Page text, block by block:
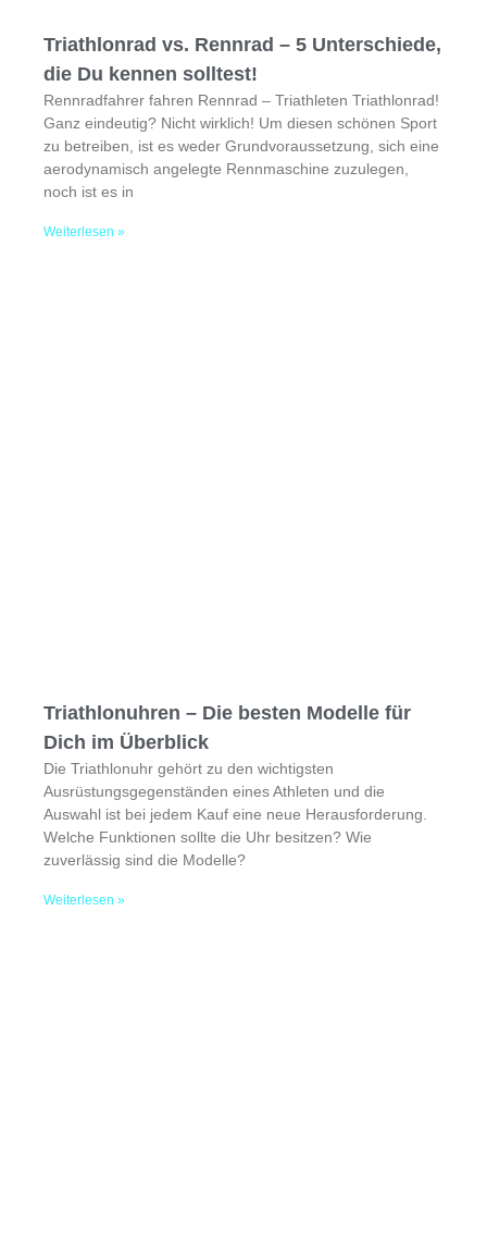
Triathlonrad vs. Rennrad – 5 Unterschiede,
die Du kennen solltest!
Rennradfahrer fahren Rennrad – Triathleten Triathlonrad!
Ganz eindeutig? Nicht wirklich! Um diesen schönen Sport
zu betreiben, ist es weder Grundvoraussetzung, sich eine
aerodynamisch angelegte Rennmaschine zuzulegen,
noch ist es in
Weiterlesen »
Triathlonuhren – Die besten Modelle für
Dich im Überblick
Die Triathlonuhr gehört zu den wichtigsten
Ausrüstungsgegenständen eines Athleten und die
Auswahl ist bei jedem Kauf eine neue Herausforderung.
Welche Funktionen sollte die Uhr besitzen? Wie
zuverlässig sind die Modelle?
Weiterlesen »